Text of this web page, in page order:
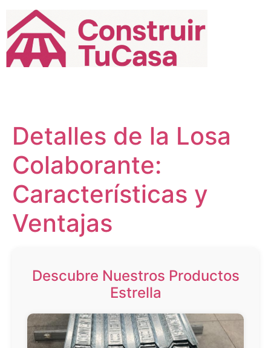
contenido
Detalles de la Losa
Colaborante:
Características y
Ventajas
Descubre Nuestros Productos
Estrella